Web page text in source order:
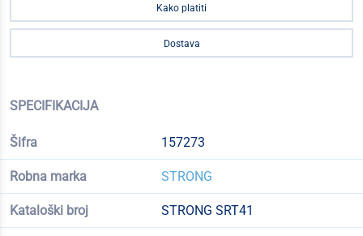
Kako platiti
Dostava
SPECIFIKACIJA
Šifra 157273
Robna marka STRONG
Kataloški broj STRONG SRT41